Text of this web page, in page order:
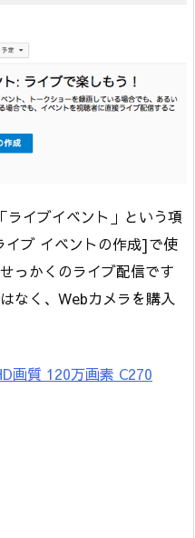
イブイベント」という項
イブ イベントの作成]で使
っかくのライブ配信です
なく、Webカメラを購入
画質 120万画素 C270